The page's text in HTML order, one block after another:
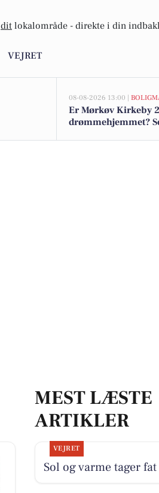
dit lokalområde - direkte i din
VEJRET
08-08-2026 13:00 |
Er Mørkøv Kirkeby
drømmehjemmet?
MEST LÆSTE
ARTIKLER
VEJRET
Sol og varme tager